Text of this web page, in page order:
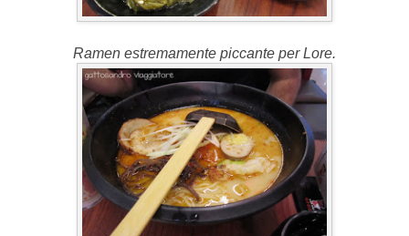
Ramen estremamente piccante per Lore.